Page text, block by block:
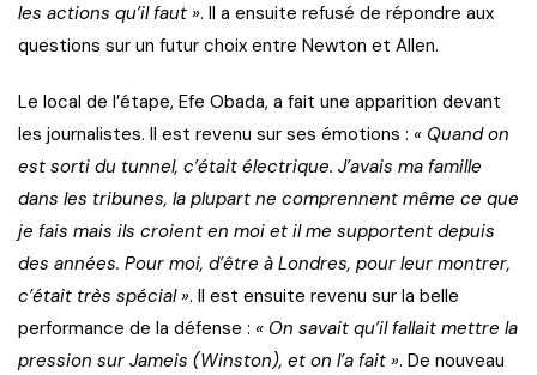
les actions qu’il faut ». Il a ensuite refusé de répondre aux
questions sur un futur choix entre Newton et Allen.
Le local de l’étape, Efe Obada, a fait une apparition devant
les journalistes. Il est revenu sur ses émotions : « Quand on
est sorti du tunnel, c’était électrique. J’avais ma famille
dans les tribunes, la plupart ne comprennent même ce que
je fais mais ils croient en moi et il me supportent depuis
des années. Pour moi, d’être à Londres, pour leur montrer,
c’était très spécial ». Il est ensuite revenu sur la belle
performance de la défense : « On savait qu’il fallait mettre la
pression sur Jameis (Winston), et on l’a fait ». De nouveau